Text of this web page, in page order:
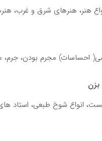
هنر، هنرهای شرق و غرب،
احساسات) مجرم بودن،
بزن
انواع شوخ طبعی، استاد